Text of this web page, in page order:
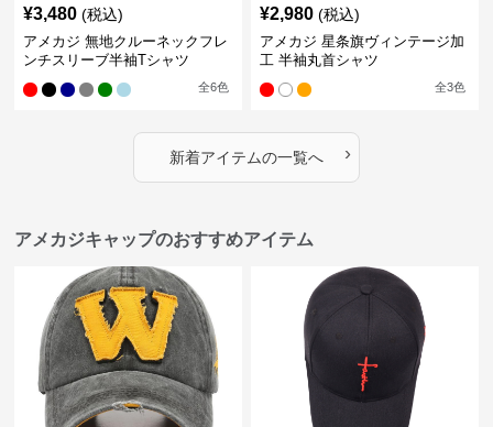
¥3,480 (税込)
アメカジ 無地クルーネックフレ
ンチスリーブ半袖Tシャツ
全6色
¥2,980 (税込)
アメカジ 星条旗ヴィンテージ加
工 半袖丸首シャツ
全3色
新着アイテムの一覧へ ›
アメカジキャップのおすすめアイテム